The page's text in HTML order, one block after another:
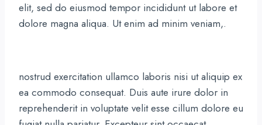
elit, sed do eiusmod tempor incididunt ut labore et
dolore magna aliqua. Ut enim ad minim veniam,.
nostrud exercitation ullamco laboris nisi ut aliquip ex
ea commodo consequat. Duis aute irure dolor in
reprehenderit in voluptate velit esse cillum dolore eu